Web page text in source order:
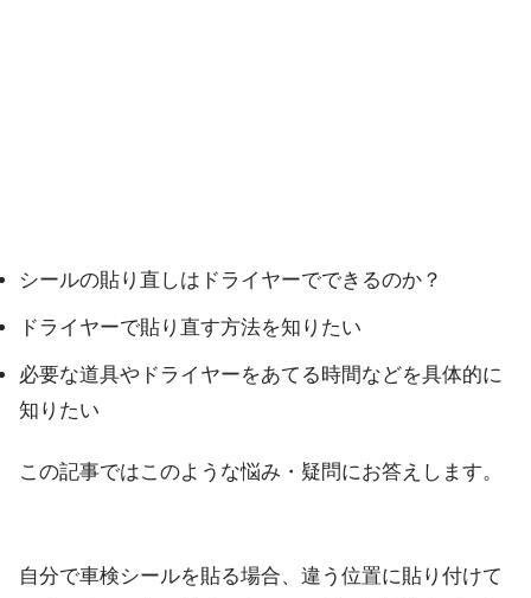
シールの貼り直しはドライヤーでできるのか？
ドライヤーで貼り直す方法を知りたい
必要な道具やドライヤーをあてる時間などを具体的に
知りたい
この記事ではこのような悩み・疑問にお答えします。
自分で車検シールを貼る場合、違う位置に貼り付けて